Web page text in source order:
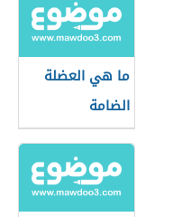
ما هي العضلة
الضامة